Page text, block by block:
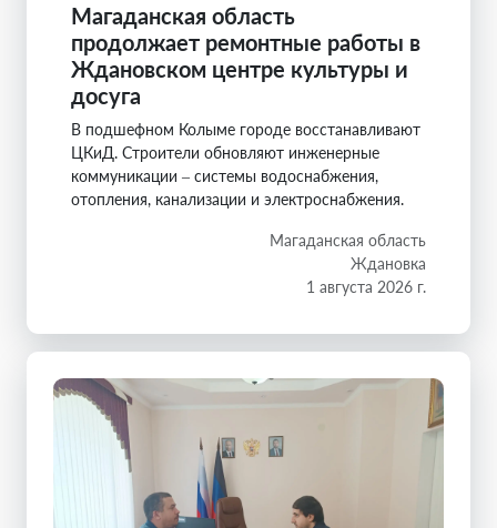
Магаданская область
продолжает ремонтные работы в
Ждановском центре культуры и
досуга
В подшефном Колыме городе восстанавливают
ЦКиД. Строители обновляют инженерные
коммуникации – системы водоснабжения,
отопления, канализации и электроснабжения.
Магаданская область
Ждановка
1 августа 2026 г.